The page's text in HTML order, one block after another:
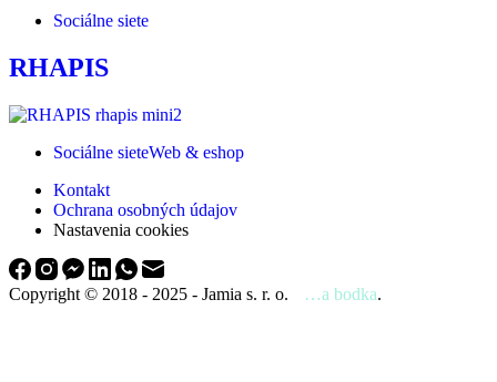
Sociálne siete
RHAPIS
Sociálne sieteWeb & eshop
Kontakt
Ochrana osobných údajov
Nastavenia cookies
Copyright © 2018 - 2025 - Jamia s. r. o. …a bodka.